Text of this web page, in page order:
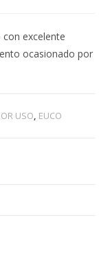
excelente
ocasionado por
USO, EUCO